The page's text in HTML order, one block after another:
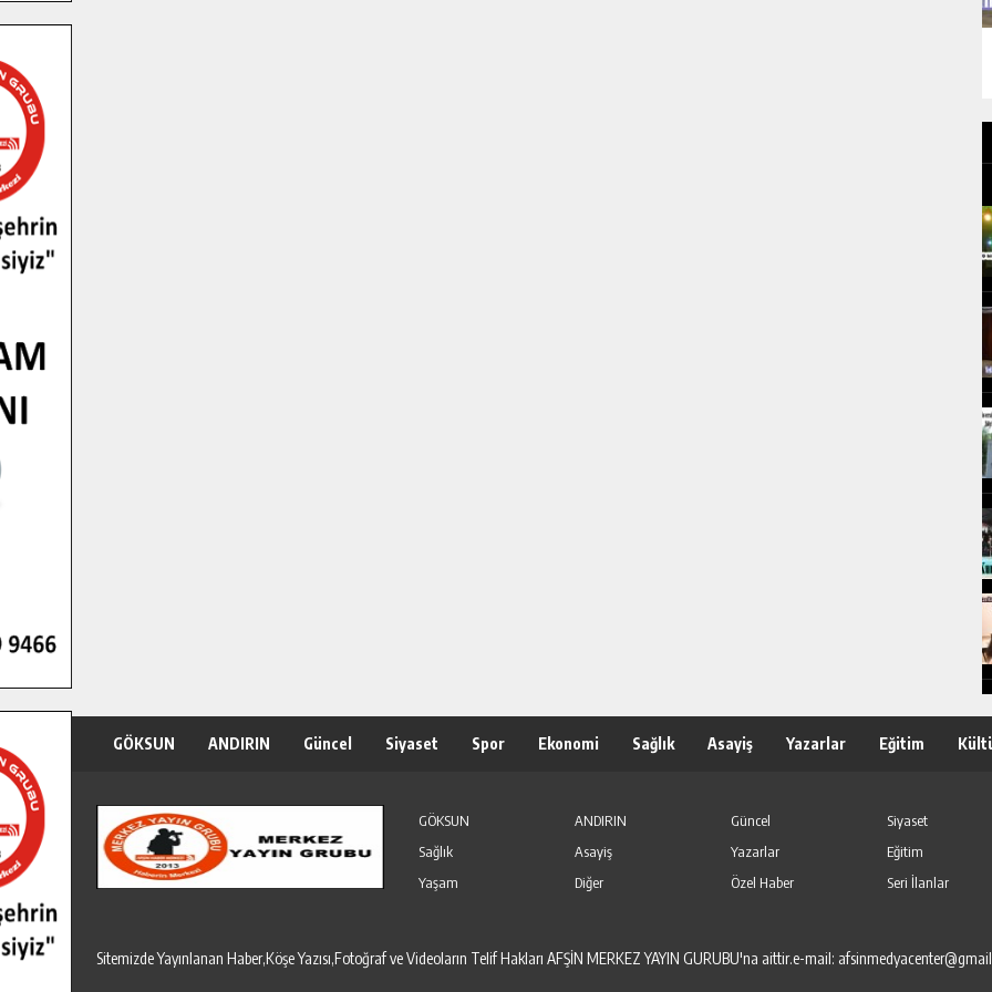
GÖKSUN ANDIRIN Güncel Siyaset Spor Ekonomi Sağlık Asayiş Yazarlar Eğitim
GÖKSUN ANDIRIN Güncel Siyaset
Sağlık
Asayiş Yazarlar Eğitim
Yaşam
Diğer Özel Haber Seri İlanlar
Sitemizde Yayınlanan Haber,Köşe Yazısı,Fotoğraf ve Videoların Telif Hakları AFŞİN MERKEZ YAYIN GURUBU'na aittir.e-mail: